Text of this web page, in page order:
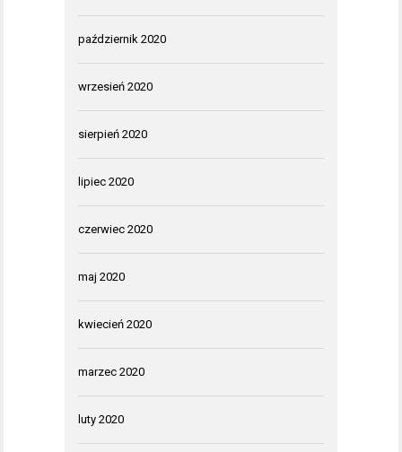
październik 2020
wrzesień 2020
sierpień 2020
lipiec 2020
czerwiec 2020
maj 2020
kwiecień 2020
marzec 2020
luty 2020